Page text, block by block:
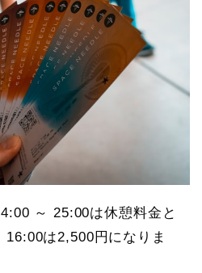
～ 25:00は休憩料金と
は2,500円になりま